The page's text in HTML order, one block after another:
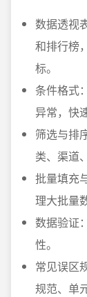
数据透视
和排行榜
标。
条件格式
异常，快
筛选与排
类、渠道
批量填充
理大批量
数据验证
性。
常见误区
规范、单